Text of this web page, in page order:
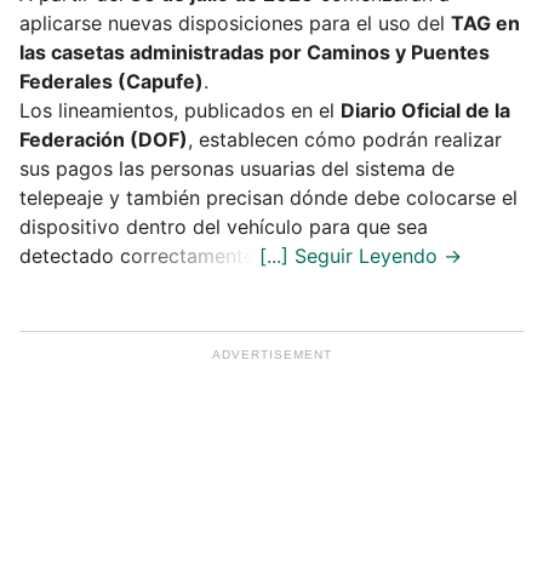
aplicarse nuevas disposiciones para el uso del TAG en
las casetas administradas por Caminos y Puentes
Federales (Capufe).
Los lineamientos, publicados en el Diario Oficial de la
Federación (DOF), establecen cómo podrán realizar
sus pagos las personas usuarias del sistema de
telepeaje y también precisan dónde debe colocarse el
dispositivo dentro del vehículo para que sea
detectado correctamente.